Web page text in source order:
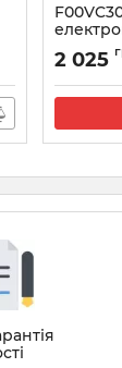
Артикул:
2 025